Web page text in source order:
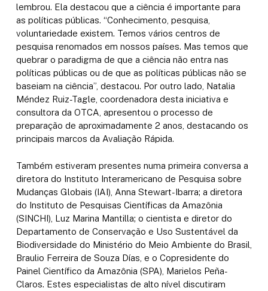
lembrou. Ela destacou que a ciência é importante para
as políticas públicas. “Conhecimento, pesquisa,
voluntariedade existem. Temos vários centros de
pesquisa renomados em nossos países. Mas temos que
quebrar o paradigma de que a ciência não entra nas
políticas públicas ou de que as políticas públicas não se
baseiam na ciência”, destacou. Por outro lado, Natalia
Méndez Ruiz-Tagle, coordenadora desta iniciativa e
consultora da OTCA, apresentou o processo de
preparação de aproximadamente 2 anos, destacando os
principais marcos da Avaliação Rápida.
Também estiveram presentes numa primeira conversa a
diretora do Instituto Interamericano de Pesquisa sobre
Mudanças Globais (IAI), Anna Stewart-Ibarra; a diretora
do Instituto de Pesquisas Científicas da Amazônia
(SINCHI), Luz Marina Mantilla; o cientista e diretor do
Departamento de Conservação e Uso Sustentável da
Biodiversidade do Ministério do Meio Ambiente do Brasil,
Braulio Ferreira de Souza Días, e o Copresidente do
Painel Científico da Amazônia (SPA), Marielos Peña-
Claros. Estes especialistas de alto nível discutiram